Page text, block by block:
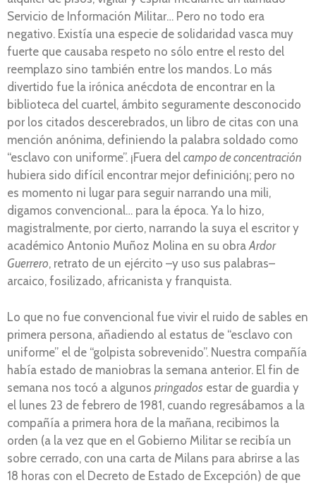
Servicio de Información Militar… Pero no todo era
negativo. Existía una especie de solidaridad vasca muy
fuerte que causaba respeto no sólo entre el resto del
reemplazo sino también entre los mandos. Lo más
divertido fue la irónica anécdota de encontrar en la
biblioteca del cuartel, ámbito seguramente desconocido
por los citados descerebrados, un libro de citas con una
mención anónima, definiendo la palabra soldado como
“esclavo con uniforme”. ¡Fuera del campo de concentración
hubiera sido difícil encontrar mejor definición¡; pero no
es momento ni lugar para seguir narrando una mili,
digamos convencional… para la época. Ya lo hizo,
magistralmente, por cierto, narrando la suya el escritor y
académico Antonio Muñoz Molina en su obraArdor
Guerrero, retrato de un ejército –y uso sus palabras–
arcaico, fosilizado, africanista y franquista.
Lo que no fue convencional fue vivir el ruido de sables en
primera persona, añadiendo al estatus de “esclavo con
uniforme” el de “golpista sobrevenido”. Nuestra compañía
había estado de maniobras la semana anterior. El fin de
semana nos tocó a algunos pringados estar de guardia y
el lunes 23 de febrero de 1981, cuando regresábamos a la
compañía a primera hora de la mañana, recibimos la
orden (a la vez que en el Gobierno Militar se recibía un
sobre cerrado, con una carta de Milans para abrirse a las
18 horas con el Decreto de Estado de Excepción) de que